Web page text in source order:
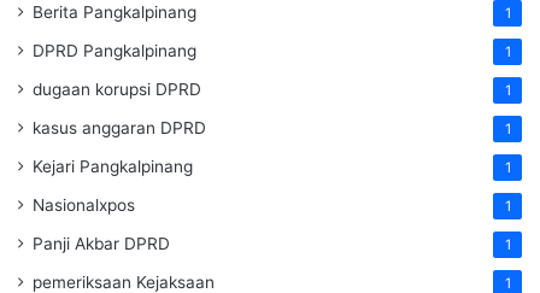
Berita Pangkalpinang 1
DPRD Pangkalpinang 1
dugaan korupsi DPRD 1
kasus anggaran DPRD 1
Kejari Pangkalpinang 1
Nasionalxpos 1
Panji Akbar DPRD 1
pemeriksaan Kejaksaan 1